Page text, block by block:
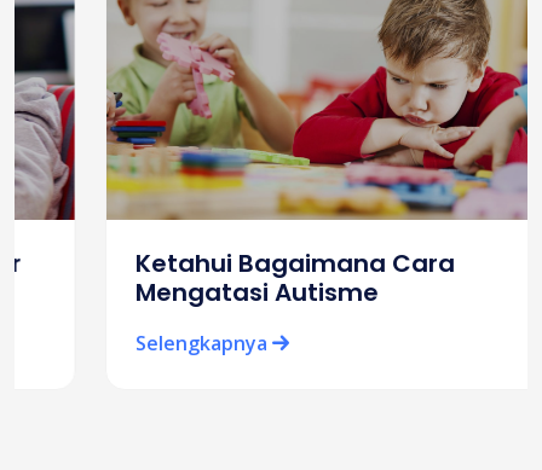
Ketahui Bagaimana Cara
Mengatasi Autisme
Selengkapnya